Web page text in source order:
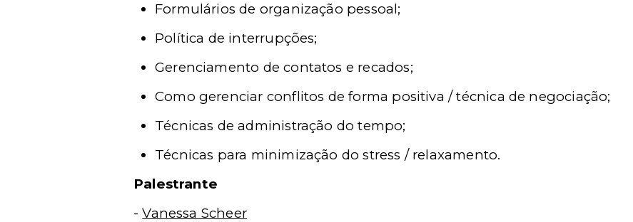
Formulários de organização pessoal;
Política de interrupções;
Gerenciamento de contatos e recados;
Como gerenciar conflitos de forma positiva / técnica de negociação;
Técnicas de administração do tempo;
Técnicas para minimização do stress / relaxamento.
Palestrante
-Vanessa Scheer